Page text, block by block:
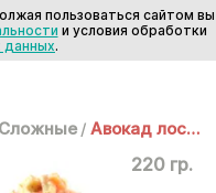
Сложные / Авокад лосося
220 гр.
пользоваться сайтом вы
и условия обработки
данных.